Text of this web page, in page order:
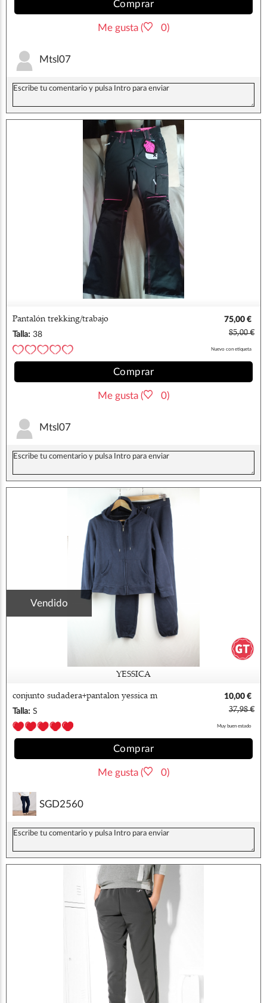
Comprar
Me gusta ( 0)
Mtsl07
Pantalón trekking/trabajo
75,00 €
Talla: 38 85,00 €
Nuevo con etiqueta
Comprar
Me gusta ( 0)
Mtsl07
Vendido
YESSICA
conjunto sudadera+pantalon yessica m
10,00 €
Talla: S 37,98 €
Muy buen estado
Comprar
Me gusta ( 0)
SGD2560